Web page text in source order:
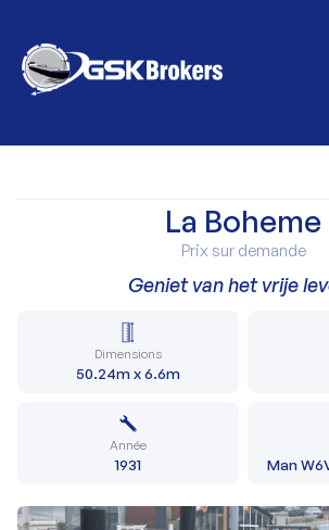
La Boheme
Prix sur demande
Geniet van het vrije
Dimensions
50.24m x 6.6m
Année
1931 Man